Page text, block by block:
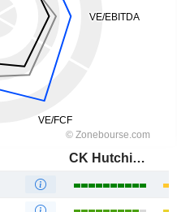
CK Hutchison Holdings Limited